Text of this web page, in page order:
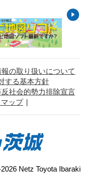
の取り扱いについて
する基本方針
社会的勢力排除宣言
ップ
Netz Toyota Ibaraki